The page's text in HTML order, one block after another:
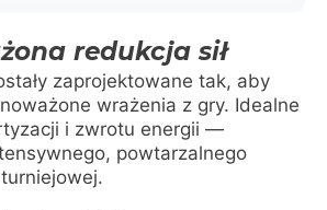
redukcja sił
zaprojektowane tak, aby
wrażenia z gry. Idealne
i zwrotu energii —
powtarzalnego